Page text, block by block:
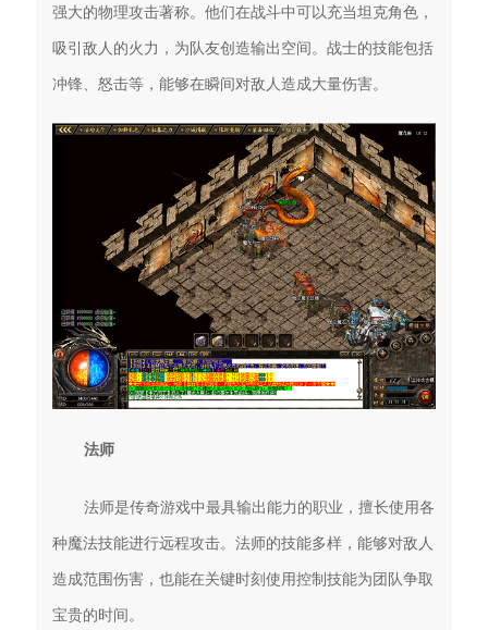
强大的物理攻击著称。他们在战斗中可以充当坦克角色，
吸引敌人的火力，为队友创造输出空间。战士的技能包括
冲锋、怒击等，能够在瞬间对敌人造成大量伤害。
法师
法师是传奇游戏中最具输出能力的职业，擅长使用各
种魔法技能进行远程攻击。法师的技能多样，能够对敌人
造成范围伤害，也能在关键时刻使用控制技能为团队争取
宝贵的时间。